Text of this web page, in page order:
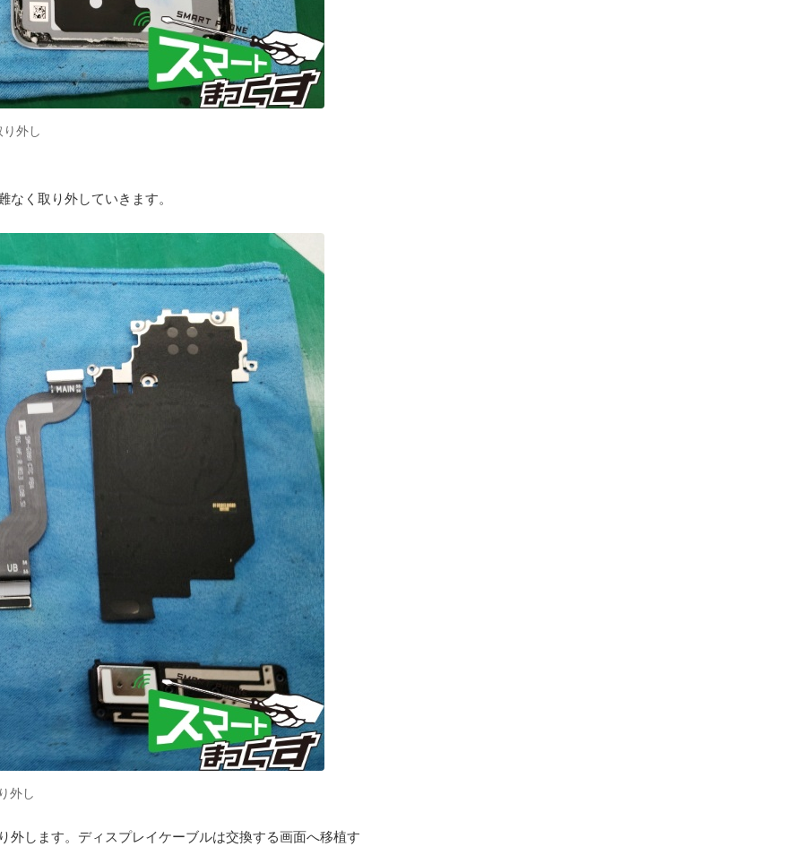
外し
く取り外していきます。
外し
します。ディスプレイケーブルは交換する画面へ移植す